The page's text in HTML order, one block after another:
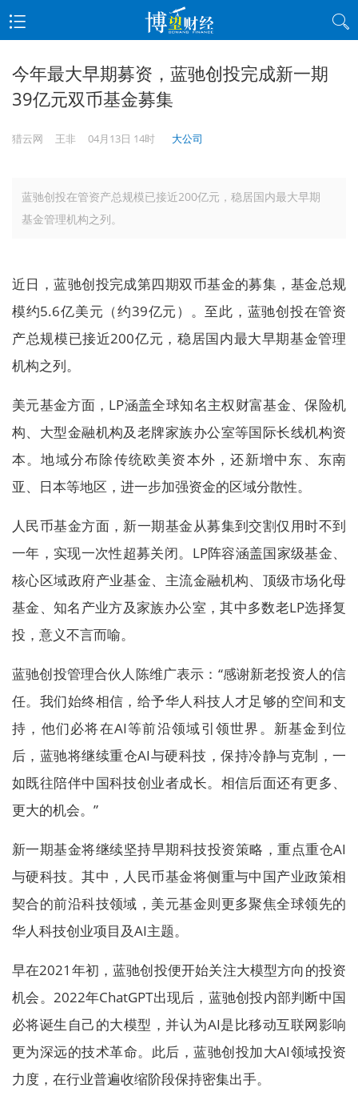
今年最大早期募资，蓝驰创投完成新一期
39亿元双币基金募集
猎云网 王非 04月13日 14时 大公司
蓝驰创投在管资产总规模已接近200亿元，稳居国内最大早期
基金管理机构之列。
近日，蓝驰创投完成第四期双币基金的募集，基金总规
模约5.6亿美元（约39亿元）。至此，蓝驰创投在管资
产总规模已接近200亿元，稳居国内最大早期基金管理
机构之列。
美元基金方面，LP涵盖全球知名主权财富基金、保险机
构、大型金融机构及老牌家族办公室等国际长线机构资
本。地域分布除传统欧美资本外，还新增中东、东南
亚、日本等地区，进一步加强资金的区域分散性。
人民币基金方面，新一期基金从募集到交割仅用时不到
一年，实现一次性超募关闭。LP阵容涵盖国家级基金、
核心区域政府产业基金、主流金融机构、顶级市场化母
基金、知名产业方及家族办公室，其中多数老LP选择复
投，意义不言而喻。
蓝驰创投管理合伙人陈维广表示：“感谢新老投资人的信
任。我们始终相信，给予华人科技人才足够的空间和支
持，他们必将在AI等前沿领域引领世界。新基金到位
后，蓝驰将继续重仓AI与硬科技，保持冷静与克制，一
如既往陪伴中国科技创业者成长。相信后面还有更多、
更大的机会。”
新一期基金将继续坚持早期科技投资策略，重点重仓AI
与硬科技。其中，人民币基金将侧重与中国产业政策相
契合的前沿科技领域，美元基金则更多聚焦全球领先的
华人科技创业项目及AI主题。
早在2021年初，蓝驰创投便开始关注大模型方向的投资
机会。2022年ChatGPT出现后，蓝驰创投内部判断中国
必将诞生自己的大模型，并认为AI是比移动互联网影响
更为深远的技术革命。此后，蓝驰创投加大AI领域投资
力度，在行业普遍收缩阶段保持密集出手。